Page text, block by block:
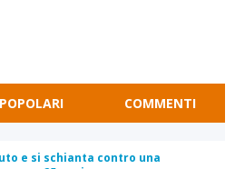
POPOLARI COMMENTI
e si schianta contro una